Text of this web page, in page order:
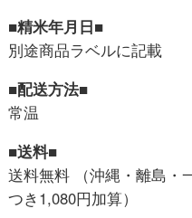
■精米年月日■
別途商品ラベルに記載
■配送方法■
常温
■送料■
送料無料 （沖縄・離島・
つき1,080円加算）